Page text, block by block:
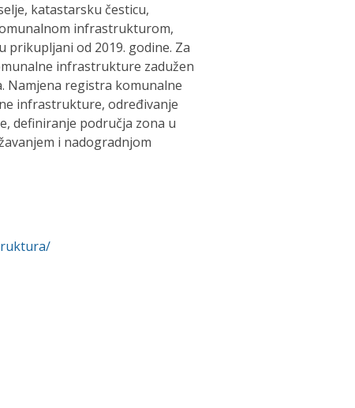
katastarsku česticu,
infrastrukturom,
prikupljani od 2019. godine. Za
infrastrukture zadužen
Namjena registra komunalne
infrastrukture, određivanje
definiranje područja zona u
i nadogradnjom